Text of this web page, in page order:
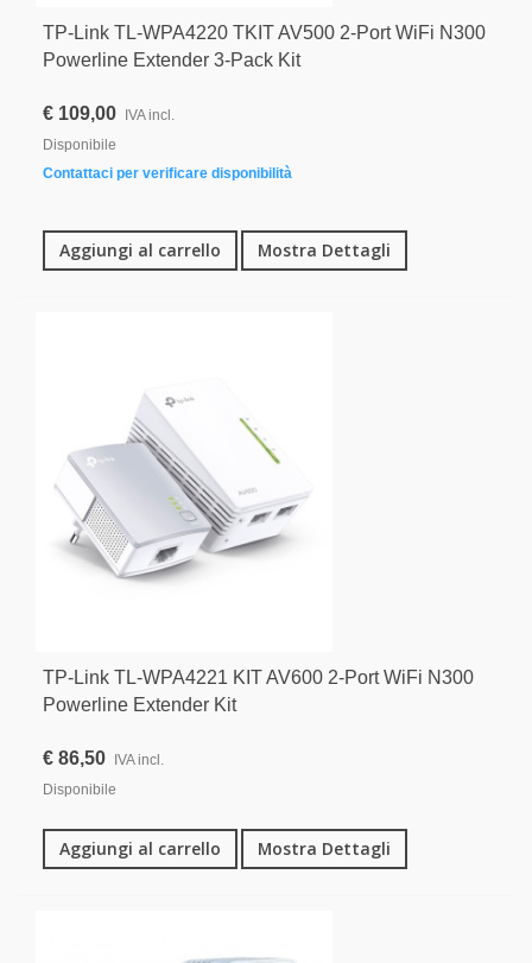
TP-Link TL-WPA4220 TKIT AV500 2-Port WiFi N300
Powerline Extender 3-Pack Kit
€ 109,00
IVA incl.
Disponibile
Contattaci per verificare disponibilità
Aggiungi al carrello Mostra Dettagli
TP-Link TL-WPA4221 KIT AV600 2-Port WiFi N300
Powerline Extender Kit
€ 86,50
IVA incl.
Disponibile
Aggiungi al carrello Mostra Dettagli